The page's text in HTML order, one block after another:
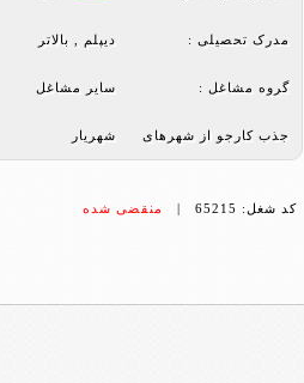
مدرک تحصیلی : دیپلم , بالاتر
گروه مشاغل : ساير مشاغل
جذب کارجو از شهرهای شهریار
کد شغل: 65215 | منقضی شده